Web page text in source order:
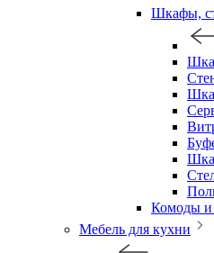
Шкафы,
Комоды и
Мебель для кухни